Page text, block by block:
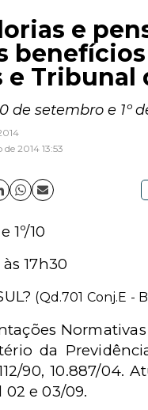
e
e Tribunal
de setembro e 1º
2014 13:53
1º/10
17h30
(Qd.701 Conj.E -
da
90, 10.887/
02 e 03/09.